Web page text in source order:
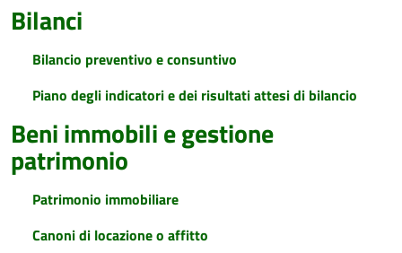
Bilanci
Bilancio preventivo e consuntivo
Piano degli indicatori e dei risultati attesi di bilancio
Beni immobili e gestione
patrimonio
Patrimonio immobiliare
Canoni di locazione o affitto